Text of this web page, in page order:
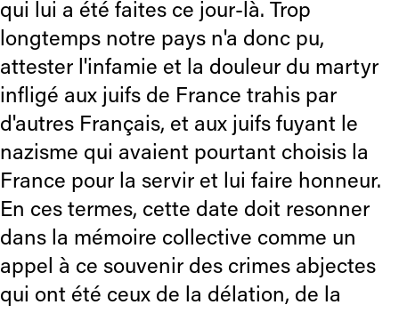
qui lui a été faites ce jour-là. Trop
longtemps notre pays n'a donc pu,
attester l'infamie et la douleur du martyr
infligé aux juifs de France trahis par
d'autres Français, et aux juifs fuyant le
nazisme qui avaient pourtant choisis la
France pour la servir et lui faire honneur.
En ces termes, cette date doit resonner
dans la mémoire collective comme un
appel à ce souvenir des crimes abjectes
qui ont été ceux de la délation, de la